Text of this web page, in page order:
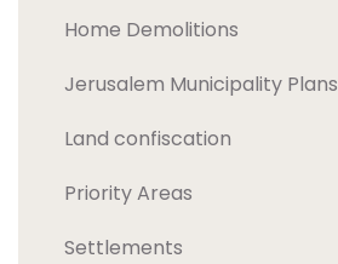
Home Demolitions
Jerusalem Municipality Plans
Land confiscation
Priority Areas
Settlements